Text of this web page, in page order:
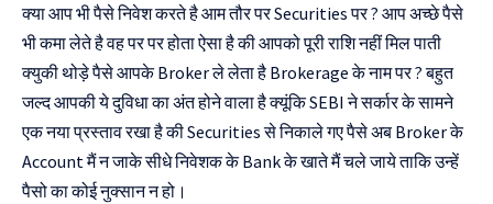
क्या आप भी पैसे निवेश करते है आम तौर पर Securities पर ? आप अच्छे पैसे
भी कमा लेते है वह पर पर होता ऐसा है की आपको पूरी राशि नहीं मिल पाती
क्युकी थोड़े पैसे आपके Broker ले लेता है Brokerage के नाम पर ? बहुत
जल्द आपकी ये दुविधा का अंत होने वाला है क्यूंकि SEBI ने सर्कार के सामने
एक नया प्रस्ताव रखा है की Securities से निकाले गए पैसे अब Broker के
Account मैं न जाके सीधे निवेशक के Bank के खाते मैं चले जाये ताकि उन्हें
पैसो का कोई नुक्सान न हो।